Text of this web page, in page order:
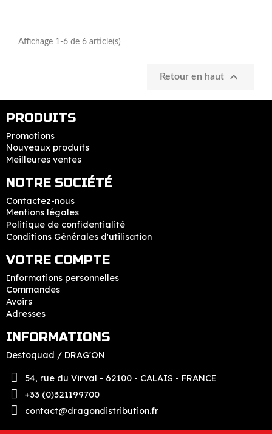
Affichage 1-6 de 6 article(s)
Retour en haut 
PRODUITS
Promotions
Nouveaux produits
Meilleures ventes
NOTRE SOCIÉTÉ
Contactez-nous
Mentions légales
Politique de confidentialité
Conditions Générales d'utilisation
VOTRE COMPTE
Informations personnelles
Commandes
Avoirs
Adresses
INFORMATIONS
Destoquad / DRAG'ON
54, rue du Virval - 62100 - CALAIS - FRANCE
+33 (0)321199700
contact@dragondistribution.fr